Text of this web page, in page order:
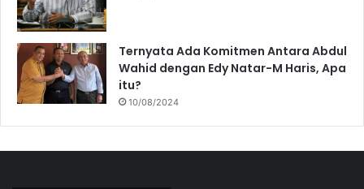
Ternyata Ada Komitmen Antara Abdul
Wahid dengan Edy Natar-M Haris, Apa
itu?
10/08/2024